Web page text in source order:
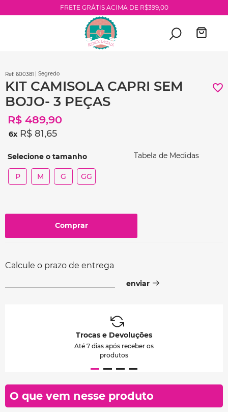
FRETE GRÁTIS ACIMA DE R$399,00
: 600381 | Segredo
KIT CAMISOLA CAPRI SEM
BOJO- 3 PEÇAS
R$ 489,90
6 R$ 81,65
P M G GG
Tabela de Medidas
Comprar
Calcule o prazo de entrega
Trocas e Devoluções
Até 7 dias após receber os
produtos
O que vem nesse produto